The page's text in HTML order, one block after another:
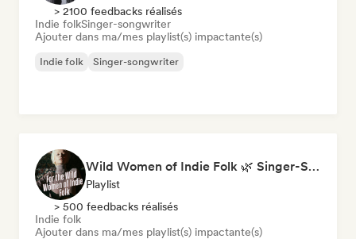
> 2100 feedbacks réalisés
Indie folkSinger-songwriter
Ajouter dans ma/mes playlist(s) impactante(s)
Indie folk Singer-songwriter
Wild Women of Indie Folk 🌿 Singer-Songwriter, Folk & Acoustic
Playlist
> 500 feedbacks réalisés
Indie folk
Ajouter dans ma/mes playlist(s) impactante(s)